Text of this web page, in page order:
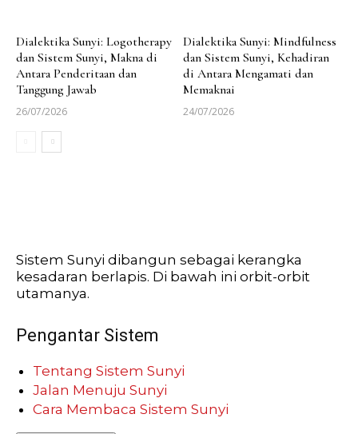
Dialektika Sunyi: Logotherapy
dan Sistem Sunyi, Makna di
Antara Penderitaan dan
Tanggung Jawab
26/07/2026
Dialektika Sunyi: Mindfulness
dan Sistem Sunyi, Kehadiran
di Antara Mengamati dan
Memaknai
24/07/2026
Sistem Sunyi dibangun sebagai kerangka
kesadaran berlapis. Di bawah ini orbit-orbit
utamanya.
Pengantar Sistem
Tentang Sistem Sunyi
Jalan Menuju Sunyi
Cara Membaca Sistem Sunyi